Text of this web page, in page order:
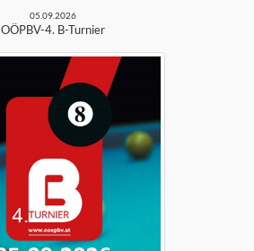
05.09.2026
OÖPBV-4. B-Turnier